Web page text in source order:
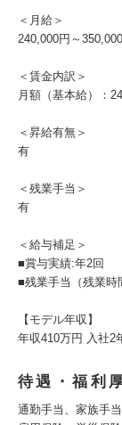
＜月給＞
240,000円～
＜賃金内訳＞
月額（基本給）：
＜昇給有無＞
有
＜残業手当＞
有
＜給与補足＞
■賞与実績:年2回
■残業手当（残業時
【モデル年収】
年収410万円 入社2
待遇・福利
通勤手当、家族手